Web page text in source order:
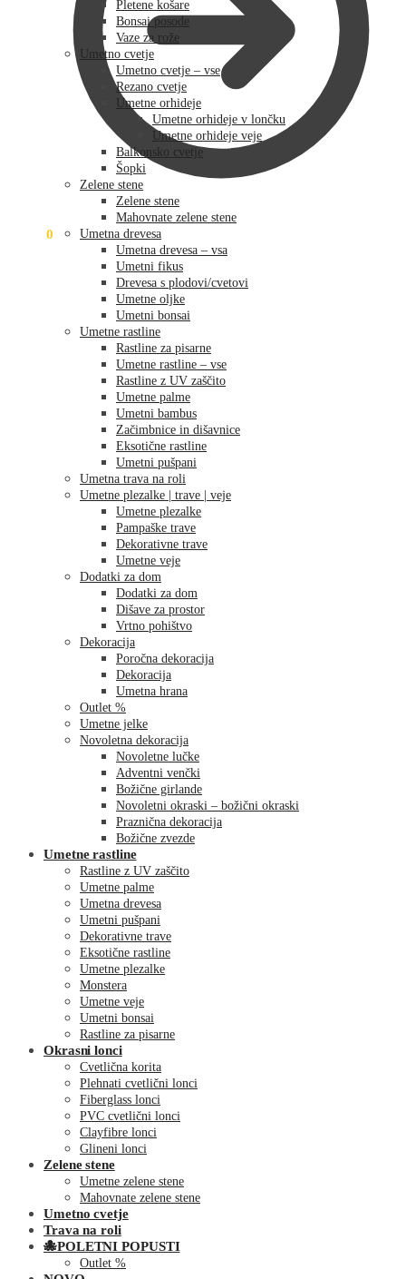
0
Pletene košare
Bonsai posode
Vaze za rože
Umetno cvetje
Umetno cvetje – vse
Rezano cvetje
Umetne orhideje
Umetne orhideje v lončku
Umetne orhideje veje
Balkonsko cvetje
Šopki
Zelene stene
Zelene stene
Mahovnate zelene stene
Umetna drevesa
Umetna drevesa – vsa
Umetni fikus
Drevesa s plodovi/cvetovi
Umetne oljke
Umetni bonsai
Umetne rastline
Rastline za pisarne
Umetne rastline – vse
Rastline z UV zaščito
Umetne palme
Umetni bambus
Začimbnice in dišavnice
Eksotične rastline
Umetni pušpani
Umetna trava na roli
Umetne plezalke | trave | veje
Umetne plezalke
Pampaške trave
Dekorativne trave
Umetne veje
Dodatki za dom
Dodatki za dom
Dišave za prostor
Vrtno pohištvo
Dekoracija
Poročna dekoracija
Dekoracija
Umetna hrana
Outlet %
Umetne jelke
Novoletna dekoracija
Novoletne lučke
Adventni venčki
Božične girlande
Novoletni okraski – božični okraski
Praznična dekoracija
Božične zvezde
Umetne rastline
Rastline z UV zaščito
Umetne palme
Umetna drevesa
Umetni pušpani
Dekorativne trave
Eksotične rastline
Umetne plezalke
Monstera
Umetne veje
Umetni bonsai
Rastline za pisarne
Okrasni lonci
Cvetlična korita
Plehnati cvetlični lonci
Fiberglass lonci
PVC cvetlični lonci
Clayfibre lonci
Glineni lonci
Zelene stene
Umetne zelene stene
Mahovnate zelene stene
Umetno cvetje
Trava na roli
🐙POLETNI POPUSTI
Outlet %